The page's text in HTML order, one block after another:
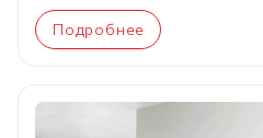
Подробнее